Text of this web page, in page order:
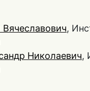
,
Николаевич,